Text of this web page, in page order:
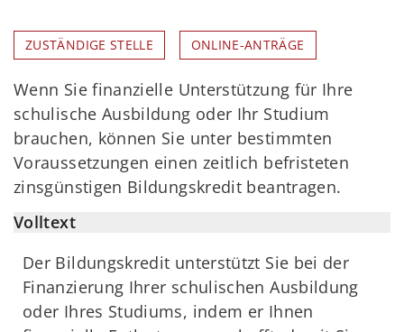
ZUSTÄNDIGE STELLE ONLINE-ANTRÄGE
Wenn Sie finanzielle Unterstützung für Ihre
schulische Ausbildung oder Ihr Studium
brauchen, können Sie unter bestimmten
Voraussetzungen einen zeitlich befristeten
zinsgünstigen Bildungskredit beantragen.
Volltext
Der Bildungskredit unterstützt Sie bei der
Finanzierung Ihrer schulischen Ausbildung
oder Ihres Studiums, indem er Ihnen